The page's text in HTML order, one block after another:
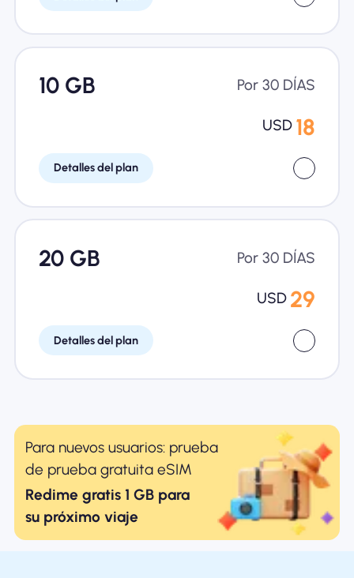
10 GB Por 30 DÍAS
USD 18
Detalles del plan
20 GB Por 30 DÍAS
USD 29
Detalles del plan
Para nuevos usuarios: prueba
de prueba gratuita eSIM
Redime gratis 1 GB para
su próximo viaje